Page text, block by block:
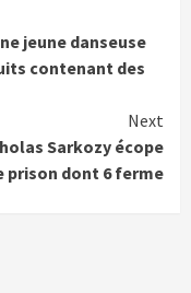
jeune danseuse
contenant des
Next
Sarkozy écope
prison dont 6 ferme